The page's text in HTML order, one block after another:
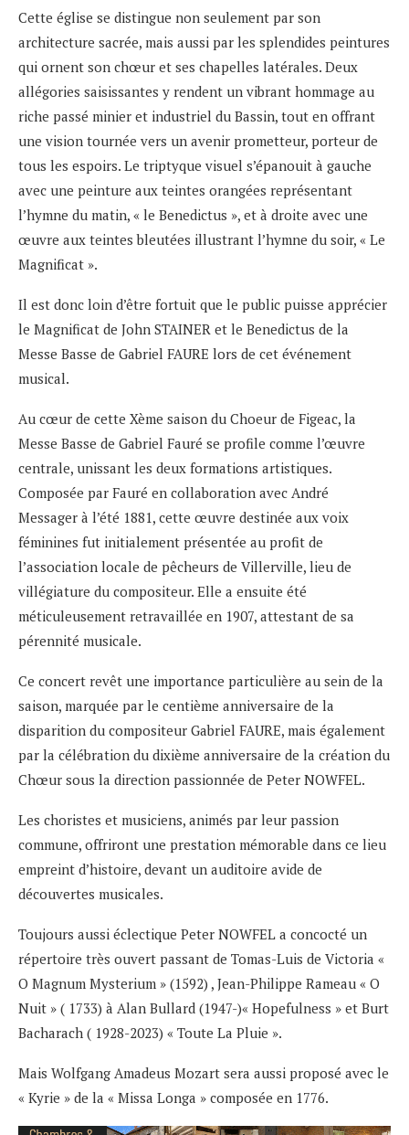
Cette église se distingue non seulement par son
architecture sacrée, mais aussi par les splendides peintures
qui ornent son chœur et ses chapelles latérales. Deux
allégories saisissantes y rendent un vibrant hommage au
riche passé minier et industriel du Bassin, tout en offrant
une vision tournée vers un avenir prometteur, porteur de
tous les espoirs. Le triptyque visuel s’épanouit à gauche
avec une peinture aux teintes orangées représentant
l’hymne du matin, « le Benedictus », et à droite avec une
œuvre aux teintes bleutées illustrant l’hymne du soir, « Le
Magnificat ».
Il est donc loin d’être fortuit que le public puisse apprécier
le Magnificat de John STAINER et le Benedictus de la
Messe Basse de Gabriel FAURE lors de cet événement
musical.
Au cœur de cette Xème saison du Choeur de Figeac, la
Messe Basse de Gabriel Fauré se profile comme l’œuvre
centrale, unissant les deux formations artistiques.
Composée par Fauré en collaboration avec André
Messager à l’été 1881, cette œuvre destinée aux voix
féminines fut initialement présentée au profit de
l’association locale de pêcheurs de Villerville, lieu de
villégiature du compositeur. Elle a ensuite été
méticuleusement retravaillée en 1907, attestant de sa
pérennité musicale.
Ce concert revêt une importance particulière au sein de la
saison, marquée par le centième anniversaire de la
disparition du compositeur Gabriel FAURE, mais également
par la célébration du dixième anniversaire de la création du
Chœur sous la direction passionnée de Peter NOWFEL.
Les choristes et musiciens, animés par leur passion
commune, offriront une prestation mémorable dans ce lieu
empreint d’histoire, devant un auditoire avide de
découvertes musicales.
Toujours aussi éclectique Peter NOWFEL a concocté un
répertoire très ouvert passant de Tomas-Luis de Victoria «
O Magnum Mysterium » (1592) , Jean-Philippe Rameau « O
Nuit » ( 1733) à Alan Bullard (1947-)« Hopefulness » et Burt
Bacharach ( 1928-2023) « Toute La Pluie ».
Mais Wolfgang Amadeus Mozart sera aussi proposé avec le
« Kyrie » de la « Missa Longa » composée en 1776.